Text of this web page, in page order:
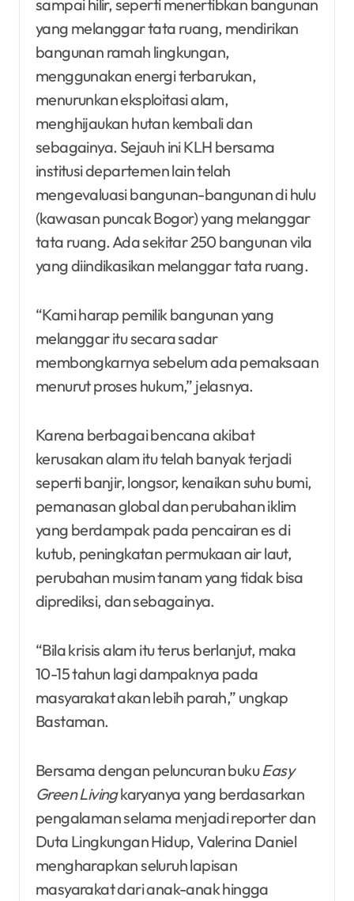
sampai hilir, seperti menertibkan bangunan
yang melanggar tata ruang, mendirikan
bangunan ramah lingkungan,
menggunakan energi terbarukan,
menurunkan eksploitasi alam,
menghijaukan hutan kembali dan
sebagainya. Sejauh ini KLH bersama
institusi departemen lain telah
mengevaluasi bangunan-bangunan di hulu
(kawasan puncak Bogor) yang melanggar
tata ruang. Ada sekitar 250 bangunan vila
yang diindikasikan melanggar tata ruang.
“Kami harap pemilik bangunan yang
melanggar itu secara sadar
membongkarnya sebelum ada pemaksaan
menurut proses hukum,” jelasnya.
Karena berbagai bencana akibat
kerusakan alam itu telah banyak terjadi
seperti banjir, longsor, kenaikan suhu bumi,
pemanasan global dan perubahan iklim
yang berdampak pada pencairan es di
kutub, peningkatan permukaan air laut,
perubahan musim tanam yang tidak bisa
diprediksi, dan sebagainya.
“Bila krisis alam itu terus berlanjut, maka
10-15 tahun lagi dampaknya pada
masyarakat akan lebih parah,” ungkap
Bastaman.
Bersama dengan peluncuran bukuEasy
Green Livingkaryanya yang berdasarkan
pengalaman selama menjadi reporter dan
Duta Lingkungan Hidup, Valerina Daniel
mengharapkan seluruh lapisan
masyarakat dari anak-anak hingga